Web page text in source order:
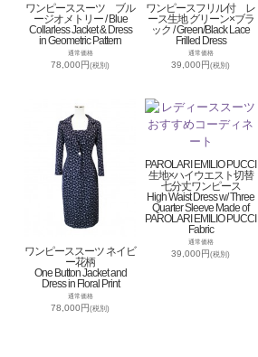
ワンピーススーツ ブル
ージオメトリー / Blue
Collarless Jacket & Dress
in Geometric Pattern
通常価格
78,000円(税別)
ワンピースフリル付 レ
ース生地 グリーン×ブラ
ック / Green/Black Lace
Frilled Dress
通常価格
39,000円(税別)
ワンピーススーツ ネイビ
ー花柄
One Button Jacket and
Dress in Floral Print
通常価格
78,000円(税別)
PAROLARI EMILIO PUCCI
生地×ハイウエスト切替
七分丈ワンピース
High Waist Dress w/ Three
Quarter Sleeve Made of
PAROLARI EMILIO PUCCI
Fabric
通常価格
39,000円(税別)